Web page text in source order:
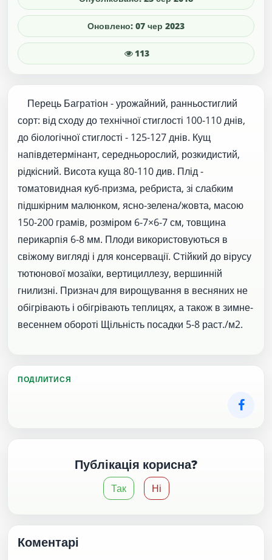
Оновлено: 07 чер 2023
113
Перець Багратіон - урожайний, ранньостиглий
сорт: від сходу до технічної стиглості 100-110 днів,
до біологічної стиглості - 125-127 днів. Кущ
напівдетермінант, середньорослий, розкидистий,
рідкісний. Висота куща 80-110 див. Плід -
томатовидная куб-призма, ребриста, зі слабким
підшкірним малюнком, ясно-зелена/жовта, масою
150-200 грамів, розміром 6-7×6-7 см, товщина
перикарпія 6-8 мм. Плоди використовуються в
свіжому вигляді і для консервації. Стійкий до вірусу
тютюнової мозаїки, вертициллезу, вершинній
гнилизні. Признач для вирощування в весняних не
обігрівають і обігрівають теплицях, а також в зимне-
весеннем обороті Щільність посадки 5-8 раст./м2.
ПОДІЛИТИСЯ
Публікація корисна?
Так Ні
Коментарі